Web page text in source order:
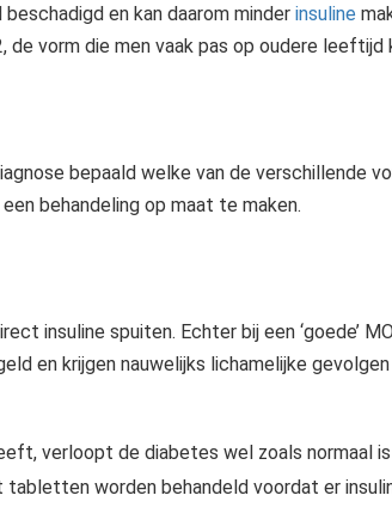
en kan daarom minder insuline
vorm die men vaak pas op oudere leeftijd
bepaald welke van de verschillende
behandeling op maat te maken.
insuline spuiten. Echter bij een ‘goede’
en krijgen nauwelijks lichamelijke
verloopt de diabetes wel zoals normaal
tabletten worden behandeld voordat er